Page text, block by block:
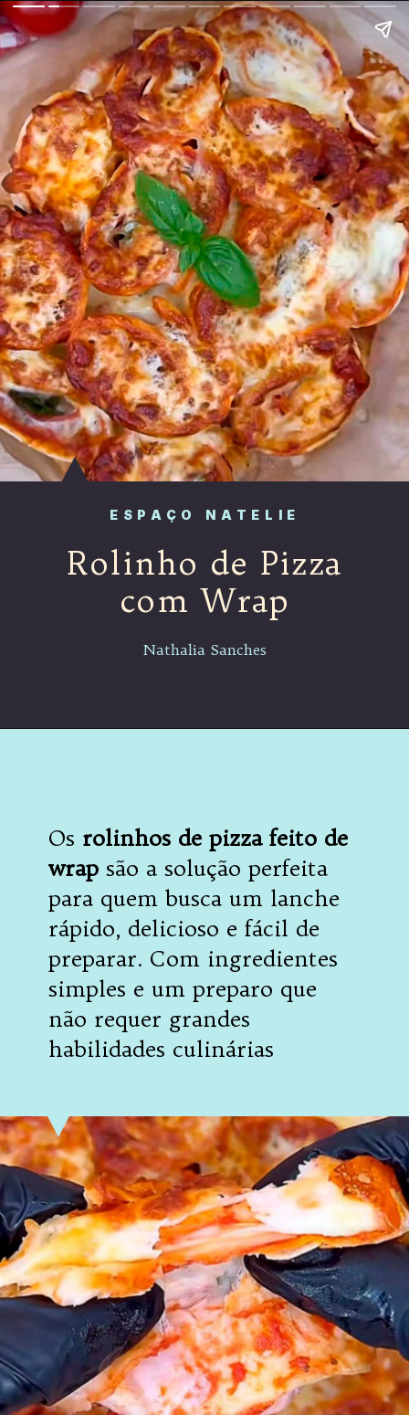
ESPAÇO NATELIE
Rolinho de Pizza
com Wrap
Nathalia Sanches
Os rolinhos de pizza feito de
wrap são a solução perfeita
para quem busca um lanche
rápido, delicioso e fácil de
preparar. Com ingredientes
simples e um preparo que
não requer grandes
habilidades culinárias